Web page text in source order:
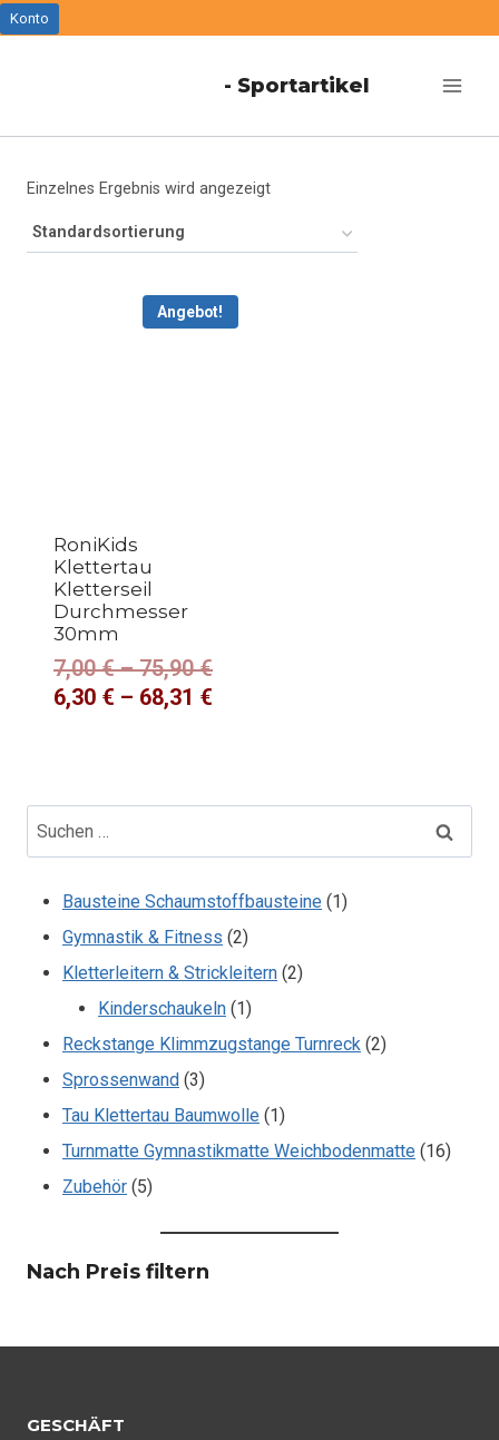
Zum
Konto
- Sportartikel
Einzelnes Ergebnis wird angezeigt
Angebot!
RoniKids
Klettertau
Kletterseil
Durchmesser
30mm
7,00€–75,90€
6,30 € – 68,31 €
Suchen
nach:
Bausteine Schaumstoffbausteine 11
Gymnastik & Fitness 22
Produkte
Kletterleitern & Strickleitern 22
Kinderschaukeln 11
Produkt
Reckstange Klimmzugstange Turnreck 22
Sprossenwand 33
Produkte
Tau Klettertau Baumwolle 11
Produkt
Turnmatte Gymnastikmatte Weichbodenmatte 1616
Zubehör 55
Nach Preis filtern
GESCHÄFT